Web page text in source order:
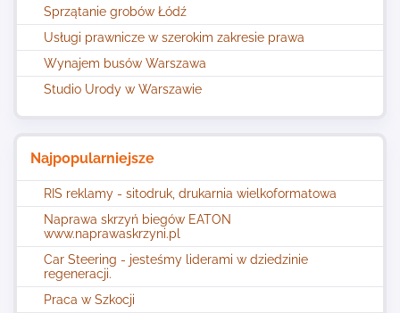
Sprzątanie grobów Łódź
Usługi prawnicze w szerokim zakresie prawa
Wynajem busów Warszawa
Studio Urody w Warszawie
Najpopularniejsze
RIS reklamy - sitodruk, drukarnia wielkoformatowa
Naprawa skrzyń biegów EATON
www.naprawaskrzyni.pl
Car Steering - jesteśmy liderami w dziedzinie
regeneracji.
Praca w Szkocji